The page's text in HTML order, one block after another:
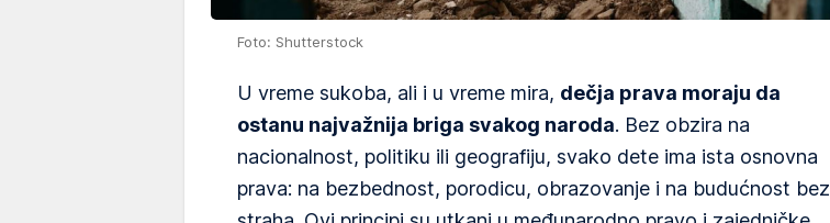
Foto: Shutterstock
U vreme sukoba, ali i u vreme mira, dečja prava moraju da
ostanu najvažnija briga svakog naroda. Bez obzira na
nacionalnost, politiku ili geografiju, svako dete ima ista osnovna
prava: na bezbednost, porodicu, obrazovanje i na budućnost bez